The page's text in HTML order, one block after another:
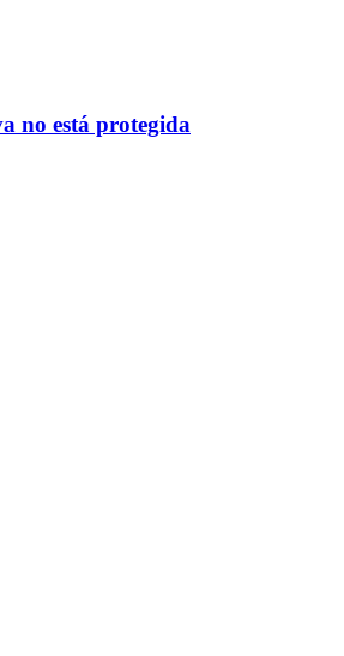
no está protegida